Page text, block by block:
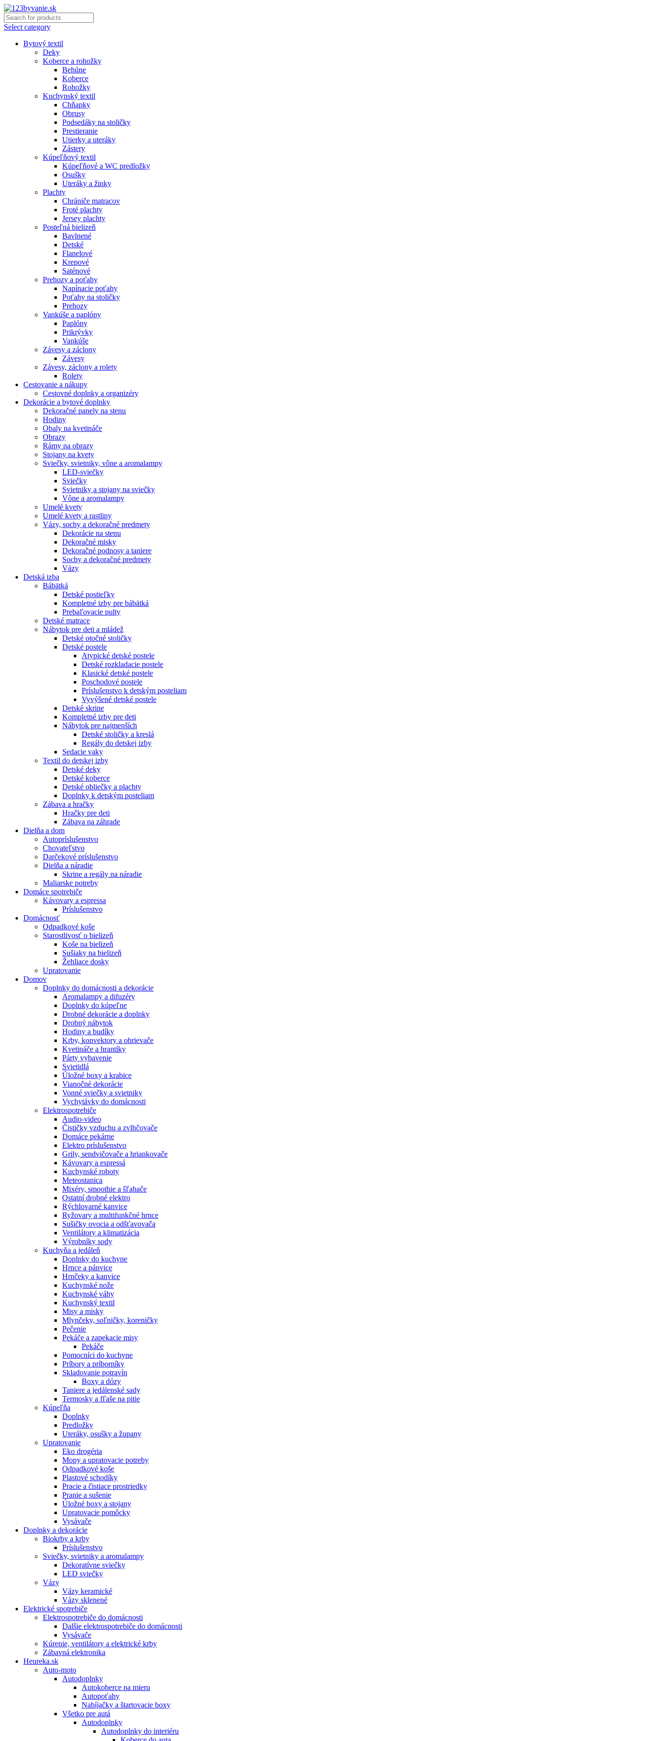
Select category
Bytový textil
Deky
Koberce a rohožky
Behúne
Koberce
Rohožky
Kuchynský textil
Chňapky
Obrusy
Podsedáky na stoličky
Prestieranie
Utierky a uteráky
Zástery
Kúpeľňový textil
Kúpeľňové a WC predložky
Osušky
Uteráky a žinky
Plachty
Chrániče matracov
Froté plachty
Jersey plachty
Posteľná bielizeň
Bavlnené
Detské
Flanelové
Krepové
Saténové
Prehozy a poťahy
Napínacie poťahy
Poťahy na stoličky
Prehozy
Vankúše a paplóny
Paplóny
Prikrývky
Vankúše
Závesy a záclony
Závesy
Závesy, záclony a rolety
Rolety
Cestovanie a nákupy
Cestovné doplnky a organizéry
Dekorácie a bytové doplnky
Dekoračné panely na stenu
Hodiny
Obaly na kvetináče
Obrazy
Rámy na obrazy
Stojany na kvety
Sviečky, svietniky, vône a aromalampy
LED-sviečky
Sviečky
Svietniky a stojany na sviečky
Vône a aromalampy
Umelé kvety
Umelé kvety a rastliny
Vázy, sochy a dekoračné predmety
Dekorácie na stenu
Dekoračné misky
Dekoračné podnosy a taniere
Sochy a dekoračné predmety
Vázy
Detská izba
Bábätká
Detské postieľky
Kompletné izby pre bábätká
Prebaľovacie pulty
Detské matrace
Nábytok pre deti a mládež
Detské otočné stoličky
Detské postele
Atypické detské postele
Detské rozkladacie postele
Klasické detské postele
Poschodové postele
Príslušenstvo k detským posteliam
Vyvýšené detské postele
Detské skrine
Kompletné izby pre deti
Nábytok pre najmenších
Detské stoličky a kreslá
Regály do detskej izby
Sedacie vaky
Textil do detskej izby
Detské deky
Detské koberce
Detské obliečky a plachty
Doplnky k detským posteliam
Zábava a hračky
Hračky pre deti
Zábava na záhrade
Dielňa a dom
Autopríslušenstvo
Chovateľstvo
Darčekové príslušenstvo
Dielňa a náradie
Skrine a regály na náradie
Maliarske potreby
Domáce spotrebiče
Kávovary a espressa
Príslušenstvo
Domácnosť
Odpadkové koše
Starostlivosť o bielizeň
Koše na bielizeň
Sušiaky na bielizeň
Žehliace dosky
Upratovanie
Domov
Doplnky do domácnosti a dekorácie
Aromalampy a difuzéry
Doplnky do kúpeľne
Drobné dekorácie a doplnky
Drobný nábytok
Hodiny a budíky
Krby, konvektory a ohrievače
Kvetináče a hrantíky
Párty vybavenie
Svietidlá
Úložné boxy a krabice
Vianočné dekorácie
Vonné sviečky a svietniky
Vychytávky do domácnosti
Elektrospotrebiče
Audio-video
Čističky vzduchu a zvlhčovače
Domáce pekárne
Elektro príslušenstvo
Grily, sendvičovače a hriankovače
Kávovary a espressá
Kuchynské roboty
Meteostanica
Mixéry, smoothie a šľahače
Ostatní drobné elektro
Rýchlovarné kanvice
Ryžovary a multifunkčné hrnce
Sušičky ovocia a odšťavovača
Ventilátory a klimatizácia
Výrobníky sody
Kuchyňa a jedáleň
Doplnky do kuchyne
Hrnce a pánvice
Hrnčeky a kanvice
Kuchynské nože
Kuchynské váhy
Kuchynský textil
Misy a misky
Mlynčeky, soľničky, koreničky
Pečenie
Pekáče a zapekacie misy
Pekáče
Pomocníci do kuchyne
Príbory a príborníky
Skladovanie potravín
Boxy a dózy
Taniere a jedálenské sady
Termosky a fľaše na pitie
Kúpeľňa
Doplnky
Predložky
Uteráky, osušky a župany
Upratovanie
Eko drogéria
Mopy a upratovacie potreby
Odpadkové koše
Plastové schodíky
Pracie a čistiace prostriedky
Pranie a sušenie
Úložné boxy a stojany
Upratovacie pomôcky
Vysávače
Doplnky a dekorácie
Biokrby a krby
Príslušenstvo
Sviečky, svietniky a aromalampy
Dekoratívne sviečky
LED sviečky
Vázy
Vázy keramické
Vázy sklenené
Elektrické spotrebiče
Elektrospotrebiče do domácnosti
Dalšie elektrospotrebiče do domácnosti
Vysávače
Kúrenie, ventilátory a elektrické krby
Zábavná elektronika
Heureka.sk
Auto-moto
Autodoplnky
Autokoberce na mieru
Autopoťahy
Nabíjačky a štartovacie boxy
Všetko pre autá
Autodoplnky
Autodoplnky do interiéru